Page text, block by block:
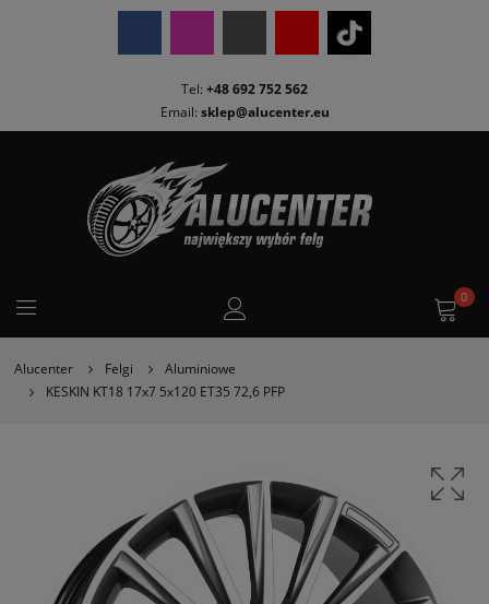
Tel: +48 692 752 562
Email: sklep@alucenter.eu
0
Alucenter Felgi
Aluminiowe
KESKIN KT18 17x7 5x120 ET35 72,6 PFP